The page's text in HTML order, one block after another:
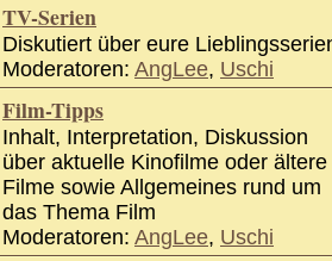
TV-Serien
Diskutiert über eure
Moderatoren: AngLee, Uschi
Film-Tipps
Inhalt, Interpretation, Diskussion
über aktuelle Kinofilme oder ältere
Filme sowie Allgemeines rund um
das Thema Film
Moderatoren: AngLee, Uschi